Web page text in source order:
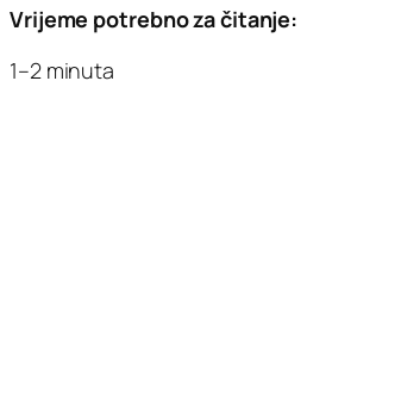
Vrijeme potrebno za čitanje:
1–2 minuta